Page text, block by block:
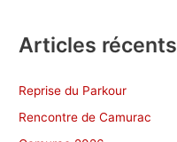
Articles récents
Reprise du Parkour
Rencontre de Camurac